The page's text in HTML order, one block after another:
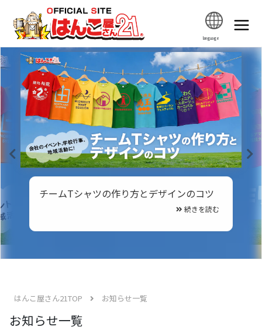
language
us
チームTシャツの作り方とデザインのコツ
続きを読む
はんこ屋さん21TOP お知らせ一覧
お知らせ一覧